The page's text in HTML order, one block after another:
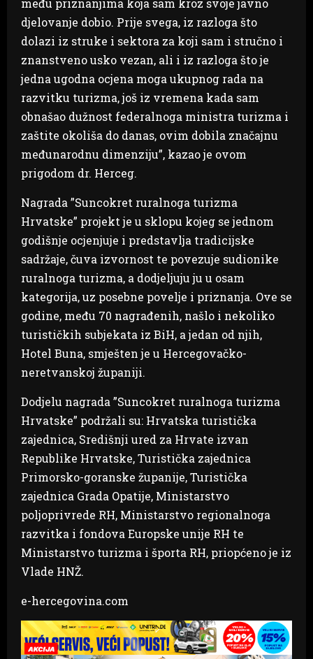
djelovanje dobio. Prije svega, iz razloga što
dolazi iz struke i sektora za koji sam i stručno i
znanstveno usko vezan, ali i iz razloga što je
jedna ugodna ocjena moga ukupnog rada na
razvitku turizma, još iz vremena kada sam
obnašao dužnost federalnoga ministra turizma i
zaštite okoliša do danas, ovim dobila značajnu
međunarodnu dimenziju”, kazao je ovom
prigodom dr. Herceg.
Nagrada ”Suncokret ruralnoga turizma
Hrvatske” projekt je u sklopu kojeg se jednom
godišnje ocjenjuje i predstavlja tradicijske
sadržaje, čuva izvornost te povezuje sudionike
ruralnoga turizma, a dodjeljuju ju u osam
kategorija, uz posebne povelje i priznanja. Ove se
godine, među 70 nagrađenih, našlo i nekoliko
turističkih subjekata iz BiH, a jedan od njih,
Hotel Buna, smješten je u Hercegovačko-
neretvanskoj županiji.
Dodjelu nagrada ”Suncokret ruralnoga turizma
Hrvatske” podržali su: Hrvatska turistička
zajednica, Središnji ured za Hrvate izvan
Republike Hrvatske, Turistička zajednica
Primorsko-goranske županije, Turistička
zajednica Grada Opatije, Ministarstvo
poljoprivrede RH, Ministarstvo regionalnoga
razvitka i fondova Europske unije RH te
Ministarstvo turizma i športa RH, priopćeno je iz
Vlade HNŽ.
e-hercegovina.com